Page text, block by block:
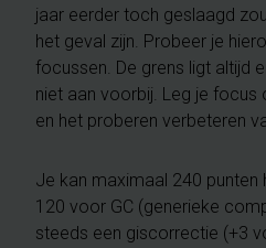
jaar eerder toch geslaagd
het geval zijn. Probeer je
focussen. De grens ligt altijd
niet aan voorbij. Leg je focus
en het proberen verbeteren
Je kan maximaal 240 punten
120 voor GC (generieke
steeds een giscorrectie (+3